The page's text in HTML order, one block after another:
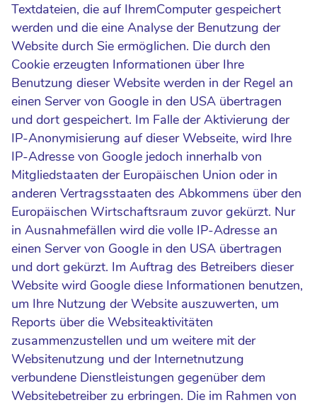
Textdateien, die auf IhremComputer gespeichert
werden und die eine Analyse der Benutzung der
Website durch Sie ermöglichen. Die durch den
Cookie erzeugten Informationen über Ihre
Benutzung dieser Website werden in der Regel an
einen Server von Google in den USA übertragen
und dort gespeichert. Im Falle der Aktivierung der
IP-Anonymisierung auf dieser Webseite, wird Ihre
IP-Adresse von Google jedoch innerhalb von
Mitgliedstaaten der Europäischen Union oder in
anderen Vertragsstaaten des Abkommens über den
Europäischen Wirtschaftsraum zuvor gekürzt. Nur
in Ausnahmefällen wird die volle IP-Adresse an
einen Server von Google in den USA übertragen
und dort gekürzt. Im Auftrag des Betreibers dieser
Website wird Google diese Informationen benutzen,
um Ihre Nutzung der Website auszuwerten, um
Reports über die Websiteaktivitäten
zusammenzustellen und um weitere mit der
Websitenutzung und der Internetnutzung
verbundene Dienstleistungen gegenüber dem
Websitebetreiber zu erbringen. Die im Rahmen von